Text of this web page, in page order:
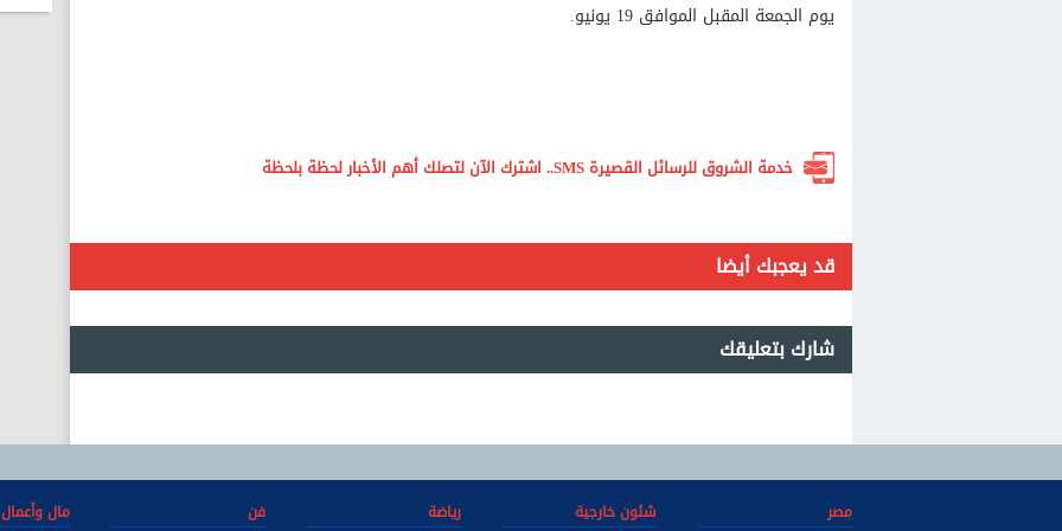
يوم الجمعة المقبل الموافق 19 يونيو.
خدمة الشروق للرسائل القصيرة SMS.. اشترك الآن لتصلك أهم الأخبار لحظة بلحظة
قد يعجبك أيضا
شارك بتعليقك
مصر شئون خارجية رياضة فن مال وأعمال